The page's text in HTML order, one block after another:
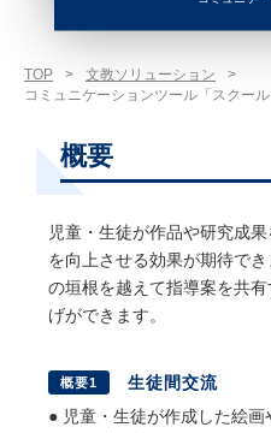
TOP > 文教ソリューション
>
コミュニケーションツール「スクー
概要
児童・生徒が作品や研究成
を向上させる効果が期待で
の垣根を越えて指導案を共
げができます。
概要1
生徒間交流
● 児童・生徒が作成した絵